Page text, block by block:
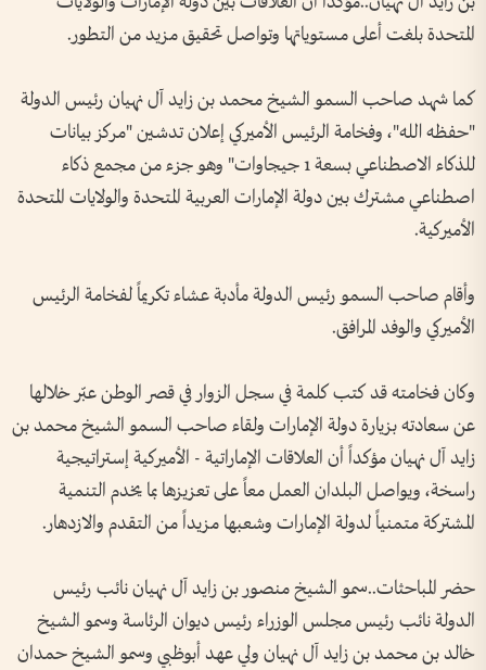
المتحدة بلغت أعلى مستوياتها وتواصل تحقيق مزيد من التطور.
كما شهد صاحب السمو الشيخ محمد بن زايد آل نهيان رئيس الدولة
"حفظه الله"، وفخامة الرئيس الأميركي إعلان تدشين "مركز بيانات
للذكاء الاصطناعي بسعة 1 جيجاوات" وهو جزء من مجمع ذكاء
اصطناعي مشترك بين دولة الإمارات العربية المتحدة والولايات المتحدة
الأميركية.
وأقام صاحب السمو رئيس الدولة مأدبة عشاء تكريماً لفخامة الرئيس
الأميركي والوفد المرافق.
وكان فخامته قد كتب كلمة في سجل الزوار في قصر الوطن عبّر خلالها
عن سعادته بزيارة دولة الإمارات ولقاء صاحب السمو الشيخ محمد بن
زايد آل نهيان مؤكداً أن العلاقات الإماراتية - الأميركية إستراتيجية
راسخة، ويواصل البلدان العمل معاً على تعزيزها بما يخدم التنمية
المشتركة متمنياً لدولة الإمارات وشعبها مزيداً من التقدم والازدهار.
حضر المباحثات..سمو الشيخ منصور بن زايد آل نهيان نائب رئيس
الدولة نائب رئيس مجلس الوزراء رئيس ديوان الرئاسة وسمو الشيخ
خالد بن محمد بن زايد آل نهيان ولي عهد أبوظبي وسمو الشيخ حمدان